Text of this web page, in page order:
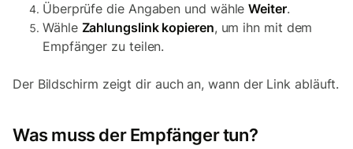
Überprüfe die Angaben und wähleWeiter.
Wähle Zahlungslink kopieren, um ihn mit dem
Empfänger zu teilen.
Der Bildschirm zeigt dir auch an, wann der Link abläuft.
Was muss der Empfänger tun?